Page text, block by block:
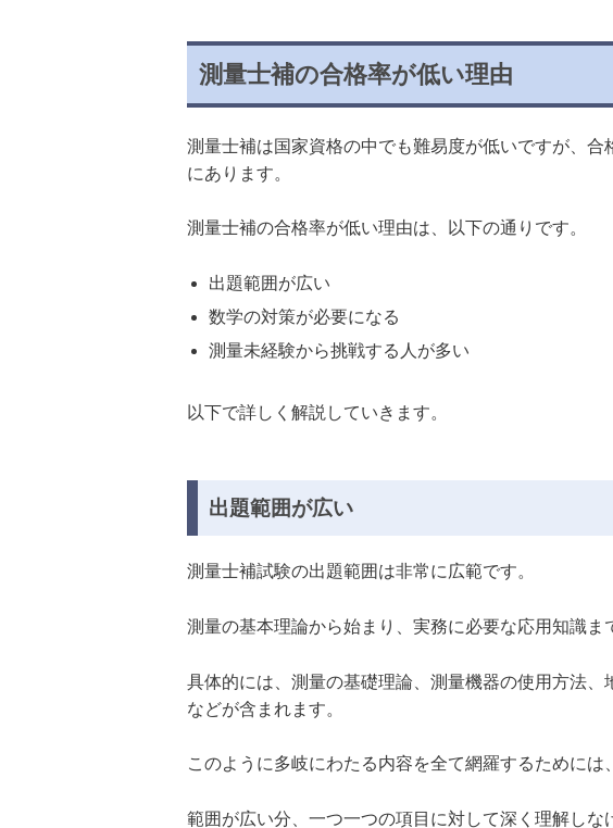
測量士補の合格率が低い理由
測量士補は国家資格の中でも難易度が低いですが、
にあります。
測量士補の合格率が低い理由は、以下の通りです。
出題範囲が広い
数学の対策が必要になる
測量未経験から挑戦する人が多い
以下で詳しく解説していきます。
出題範囲が広い
測量士補試験の出題範囲は非常に広範です。
測量の基本理論から始まり、実務に必要な応用知識ま
具体的には、測量の基礎理論、測量機器の使用方法
などが含まれます。
このように多岐にわたる内容を全て網羅するためには
範囲が広い分、一つ一つの項目に対して深く理解し